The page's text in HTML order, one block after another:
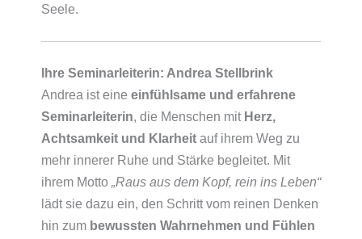
Seele.
Ihre Seminarleiterin: Andrea Stellbrink
Andrea ist eine einfühlsame und erfahrene
Seminarleiterin , die Menschen mit Herz,
Achtsamkeit und Klarheit auf ihrem Weg zu
mehr innerer Ruhe und Stärke begleitet. Mit
ihrem Motto „Raus aus dem Kopf, rein ins Leben“
lädt sie dazu ein, den Schritt vom reinen Denken
hin zum bewussten Wahrnehmen und Fühlen